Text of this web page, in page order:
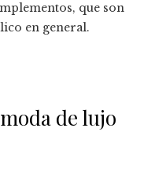
que son
en general.
de lujo